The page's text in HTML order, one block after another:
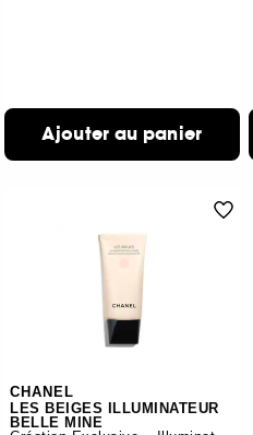
Ajouter au panier
CHANEL
LES BEIGES ILLUMINATEUR
BELLE MINE